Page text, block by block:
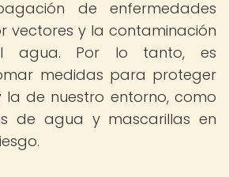
de enfermedades
vectores y la contaminación
agua. Por lo tanto, es
medidas para proteger
la de nuestro entorno, como
de agua y mascarillas en